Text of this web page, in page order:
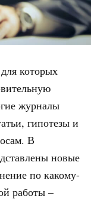
которых
журналы
гипотезы и
В
новые
по какому-
работы –